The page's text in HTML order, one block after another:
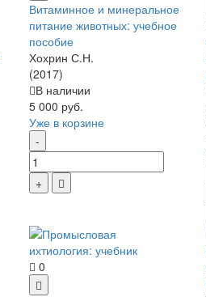
Витаминное и минеральное
питание животных: учебное
пособие
Хохрин С.Н.
(2017)
В наличии
5 000 руб.
Уже в корзине
0